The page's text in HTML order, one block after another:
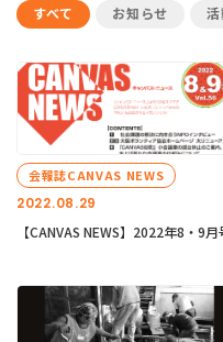
すべて お知らせ
2022.08.29
会報誌CANVAS NEWS
【CANVAS NEWS】2022年8・9月